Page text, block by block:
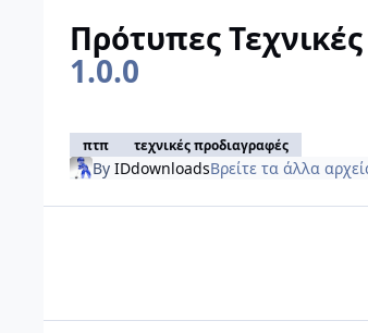
Πρότυπες
1.0.0
πτπ τεχνικές προδιαγραφές
By IDdownloadsΒρείτε τα άλλα